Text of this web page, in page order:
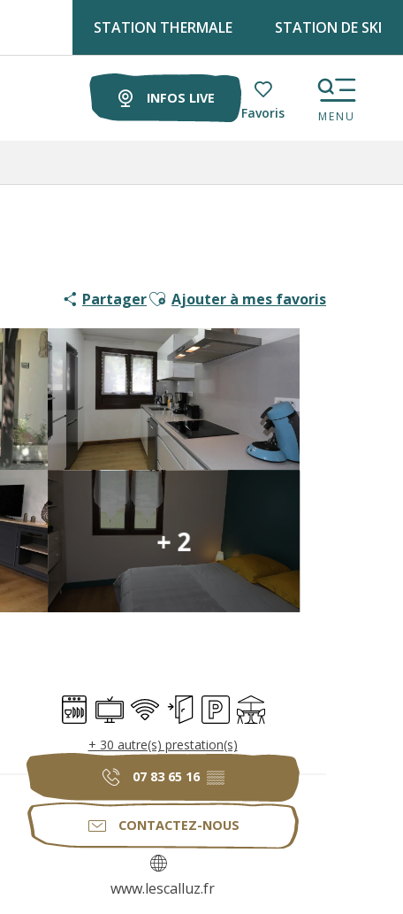
INFOS LIVE
Voir les favoris
Retrouve Luz tourisme tous les lundis matin au marché !
STATION THERMALE STATION DE SKI
MENU
PartagerAjouter aux favoris
Ajouter à mes favoris
+ 2
Ouverture et
Lave vaisselle
Télévision
WiFi Entrée indépendante
ParkingTerrasse
+ 30 autre(s) prestation(s)
07 83 65 16 ▒▒
CONTACTEZ-NOUS
www.lescalluz.fr